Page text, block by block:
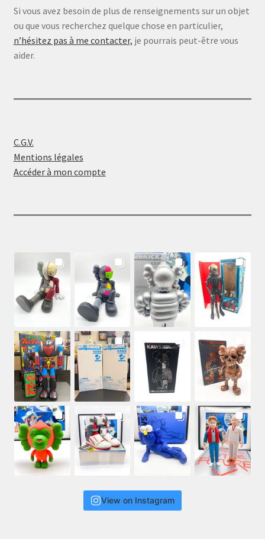
Si vous avez besoin de plus de renseignements sur un objet
ou que vous recherchez quelque chose en particulier,
n’hésitez pas à me contacter, je pourrais peut-être vous
aider.
C.G.V.
Mentions légales
Accéder à mon compte
View on Instagram